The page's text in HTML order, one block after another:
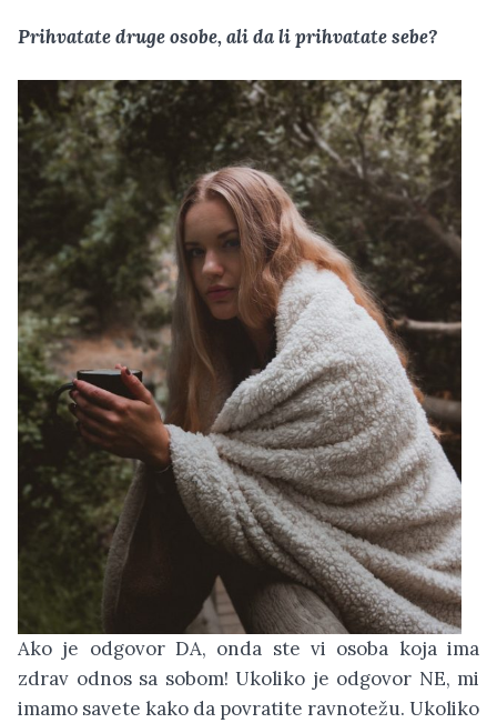
Prihvatate druge osobe, ali da li prihvatate sebe?
Ako je odgovor DA, onda ste vi osoba koja ima
zdrav odnos sa sobom! Ukoliko je odgovor NE, mi
imamo savete kako da povratite ravnotežu. Ukoliko